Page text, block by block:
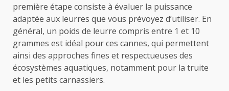
première étape consiste à évaluer la puissance
adaptée aux leurres que vous prévoyez d’utiliser. En
général, un poids de leurre compris entre 1 et 10
grammes est idéal pour ces cannes, qui permettent
ainsi des approches fines et respectueuses des
écosystèmes aquatiques, notamment pour la truite
et les petits carnassiers.